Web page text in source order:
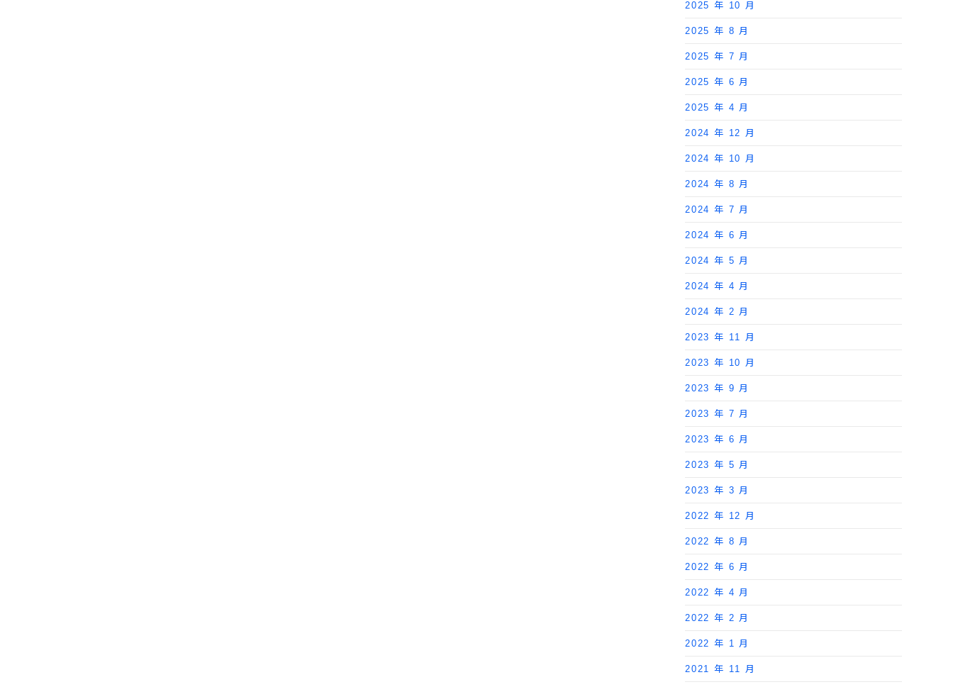
2025 年 10 月
2025 年 8 月
2025 年 7 月
2025 年 6 月
2025 年 4 月
2024 年 12 月
2024 年 10 月
2024 年 8 月
2024 年 7 月
2024 年 6 月
2024 年 5 月
2024 年 4 月
2024 年 2 月
2023 年 11 月
2023 年 10 月
2023 年 9 月
2023 年 7 月
2023 年 6 月
2023 年 5 月
2023 年 3 月
2022 年 12 月
2022 年 8 月
2022 年 6 月
2022 年 4 月
2022 年 2 月
2022 年 1 月
2021 年 11 月